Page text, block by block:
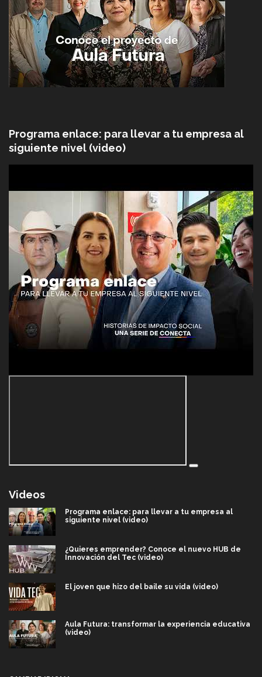
Programa enlace: para llevar a tu empresa al
siguiente nivel (video)
Videos
Programa enlace: para llevar a tu empresa al
siguiente nivel (video)
¿Quieres emprender? Conoce el nuevo HUB de
Innovación del Tec (video)
El joven que hizo del baile su vida (video)
Aula Futura: transformar la experiencia educativa
(video)